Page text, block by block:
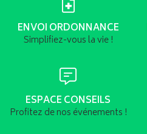
ENVOI ORDONNANCE
Simplifiez-vous la vie !
ESPACE CONSEILS
Profitez de nos événements !